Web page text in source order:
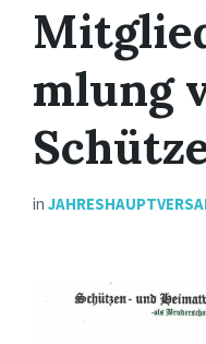
mlung
in